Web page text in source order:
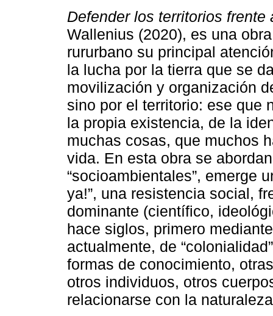
Defender los territorios frente
Wallenius (2020), es una
rururbano su principal
la lucha por la tierra que se
movilización y organización
sino por el territorio: ese que
la propia existencia, de la
muchas cosas, que muchos
vida. En esta obra se
“socioambientales”, emerge
ya!”, una resistencia social,
dominante (científico,
hace siglos, primero
actualmente, de
formas de conocimiento,
otros individuos, otros
relacionarse con la